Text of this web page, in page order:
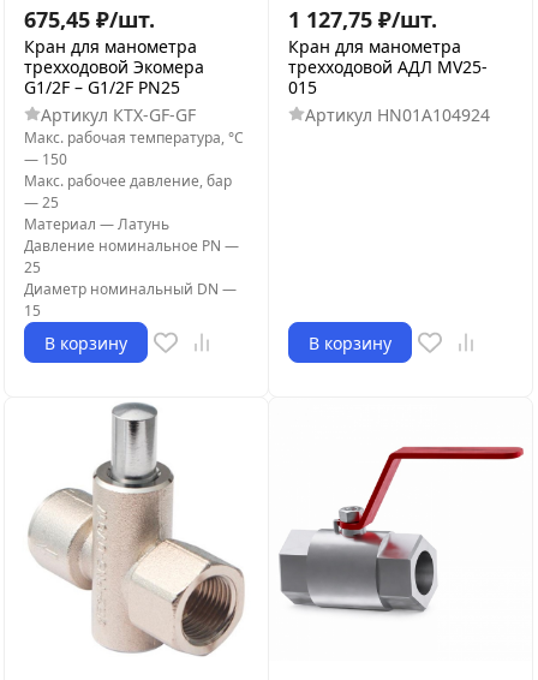
675,45 ₽/шт.
Кран для манометра
трехходовой Экомера
G1/2F – G1/2F PN25
Артикул КТХ-GF-GF
Макс. рабочая температура, °С
— 150
Макс. рабочее давление, бар
—25
Материал —Латунь
Давление номинальное PN —
25
Диаметр номинальный DN —
15
В корзину
1 127,75 ₽/шт.
Кран для манометра
трехходовой АДЛ MV25-
015
Артикул HN01A104924
В корзину